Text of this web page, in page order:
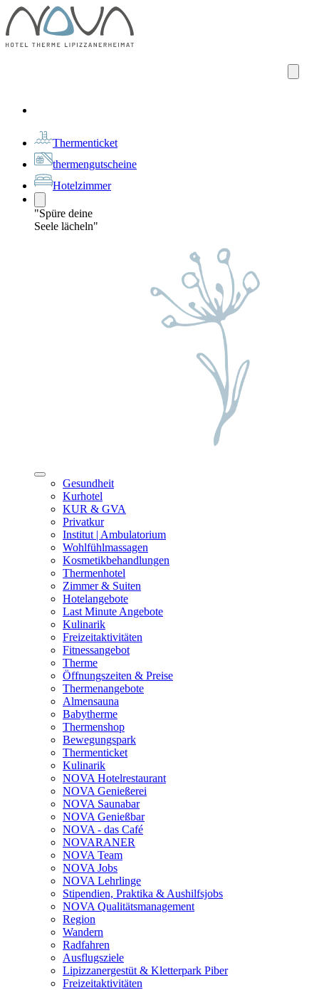
Thermenticket
thermengutscheine
Hotelzimmer
"Spüre deine
Seele lächeln"
Gesundheit
Kurhotel
KUR & GVA
Privatkur
Institut | Ambulatorium
Wohlfühlmassagen
Kosmetikbehandlungen
Thermenhotel
Zimmer & Suiten
Hotelangebote
Last Minute Angebote
Kulinarik
Freizeitaktivitäten
Fitnessangebot
Therme
Öffnungszeiten & Preise
Thermenangebote
Almensauna
Babytherme
Thermenshop
Bewegungspark
Thermenticket
Kulinarik
NOVA Hotelrestaurant
NOVA Genießerei
NOVA Saunabar
NOVA Genießbar
NOVA - das Café
NOVARANER
NOVA Team
NOVA Jobs
NOVA Lehrlinge
Stipendien, Praktika & Aushilfsjobs
NOVA Qualitätsmanagement
Region
Wandern
Radfahren
Ausflugsziele
Lipizzanergestüt & Kletterpark Piber
Freizeitaktivitäten